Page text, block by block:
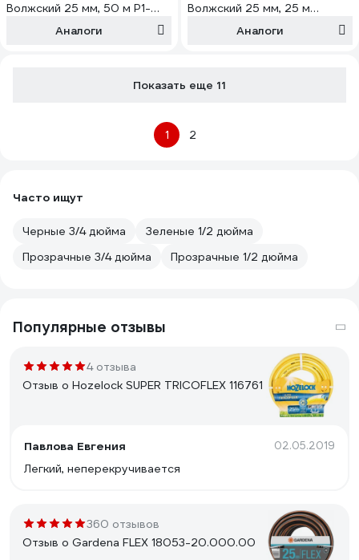
Волжский 25 мм, 50 м Р1-
00005857Аналоги
Волжский 25 мм, 25 м
Аналоги
Показать еще 11
1 2
Часто ищут
Черные 3/4 дюйма
Зеленые 1/2 дюйма
Прозрачные 3/4 дюйма
Прозрачные 1/2 дюйма
Популярные отзывы
4 отзыва
Отзыв о Hozelock SUPER TRICOFLEX 116761
Павлова Евгения 02.05.2019
Легкий, неперекручивается
360 отзывов
Отзыв о Gardena FLEX 18053-20.000.00